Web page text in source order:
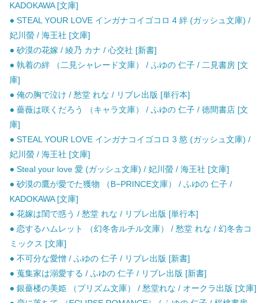
KADOKAWA [文庫]
● STEAL YOUR LOVE インガナコイゴコロ 4 絆 (ガッシュ文庫) /
妃川螢 / 海王社 [文庫]
● 砂漠の花嫁 / 綾乃 カナ / 心交社 [新書]
● 執着の絆 （二見シャレード文庫） / ふゆの 仁子 / 二見書房 [文
庫]
● 俺の胸で泣け / 愁堂 れな / リブレ出版 [単行本]
● 薔薇は咲くだろう （キャラ文庫） / ふゆの 仁子 / 徳間書店 [文
庫]
● STEAL YOUR LOVE インガナコイゴコロ 3 慾 (ガッシュ文庫) /
妃川螢 / 海王社 [文庫]
● Steal your love 愛 (ガッシュ文庫) / 妃川螢 / 海王社 [文庫]
● 砂漠の鷹が愛でた獲物 （B−PRINCE文庫） / ふゆの 仁子 /
KADOKAWA [文庫]
● 花嫁は閨で惑う / 愁堂 れな / リブレ出版 [単行本]
● 恋するハムレット （幻冬舎ルチル文庫） / 愁堂 れな / 幻冬舎コ
ミックス [文庫]
● 不可分な愛憎 / ふゆの 仁子 / リブレ出版 [新書]
● 蒐集家は溺愛する / ふゆの 仁子 / リブレ出版 [新書]
● 銀薔楼の美姫 （プリズム文庫） / 愁堂れな / オークラ出版 [文庫]